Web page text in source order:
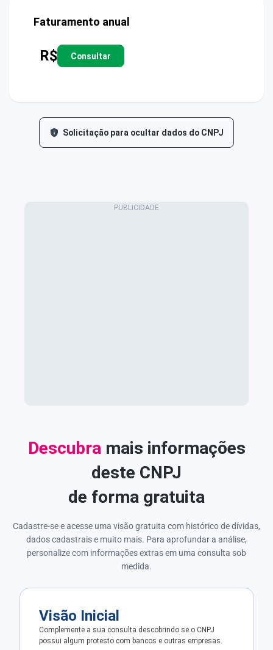
Faturamento anual
R$ Consultar
Solicitação para ocultar dados do CNPJ
Descubra mais informações
deste CNPJ
de forma gratuita
Cadastre-se e acesse uma visão gratuita com histórico de dívidas,
dados cadastrais e muito mais. Para aprofundar a análise,
personalize com informações extras em uma consulta sob
medida.
Visão Inicial
Complemente a sua consulta descobrindo se o CNPJ
possui algum protesto com bancos e outras empresas.